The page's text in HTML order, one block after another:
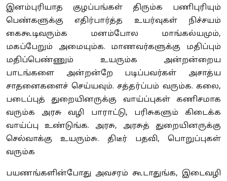
இனம்புரியாத குழப்பங்கள் திரும்க பணிபுரியும்
பெண்களுக்கு எதிர்பார்த்த உயர்வுகள் நிச்சயம்
கைகூடிவரும்க மனம்போல மாங்கல்யமும்,
மகப்பேறும் அமையும்க. மாணவர்களுக்கு மதிப்பும்
மதிப்பெண்ணும் உயரும்க அன்றன்றைய
பாடங்களை அன்றன்றே படிப்பவர்கள் அசாத்ய
சாதனைகளைச் செய்யவும். சத்தர்ப்பம் வரும்க. கலை,
படைப்புத் துறையினருக்கு வாய்ப்புகள் கணிசமாக
வரும்க அரசு வழி பாராட்டு, பரிசுகளும் கிடைக்க
வாய்ப்பு உண்டுங்க. அரசு, அரசுத் துறையினருக்கு
செல்வாக்கு உயரும்சு. திடீர் பதவி, பொறுப்புகள்
வரும்க
பயணங்களின்போது அவசரம் கூடாதுங்க, இடைவழி